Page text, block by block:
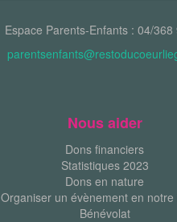
Espace Parents-Enfants : 04/368
Nous aider
Dons financiers
Statistiques 2023
Dons en nature
Organiser un évènement en notre
Bénévolat